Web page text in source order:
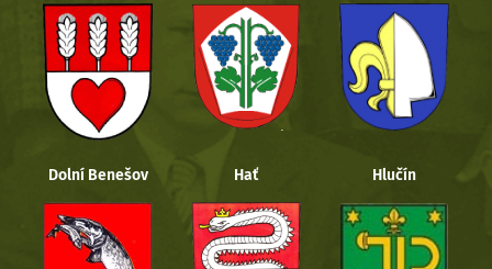
Dolní Benešov Hať Hlučín